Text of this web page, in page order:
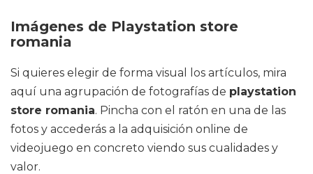
Imágenes de Playstation store
romania
Si quieres elegir de forma visual los artículos, mira
aquí una agrupación de fotografías de playstation
store romania. Pincha con el ratón en una de las
fotos y accederás a la adquisición online de
videojuego en concreto viendo sus cualidades y
valor.